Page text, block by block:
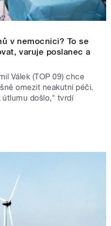
v nemocnici? To se
varuje poslanec a
Válek (TOP 09) chce
omezit neakutní péči.
útlumu došlo," tvrdí